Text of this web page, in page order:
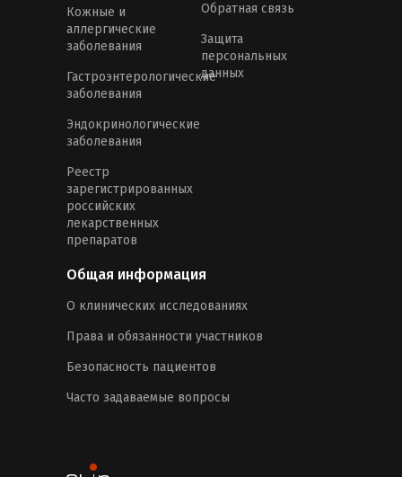
Кожные и
аллергические
заболевания
Гастроэнтерологические
заболевания
Эндокринологические
заболевания
Реестр
зарегистрированных
российских
лекарственных
препаратов
Обратная связь
Защита
персональных
данных
Общая информация
О клинических исследованиях
Права и обязанности участников
Безопасность пациентов
Часто задаваемые вопросы